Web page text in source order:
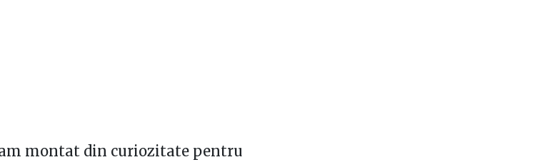
montat din curiozitate pentru